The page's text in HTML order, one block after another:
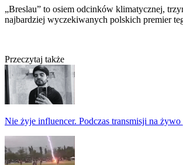
„Breslau” to osiem odcinków klimatycznej,
najbardziej wyczekiwanych polskich premier
Przeczytaj także
Nie żyje influencer. Podczas transmisji na żywo